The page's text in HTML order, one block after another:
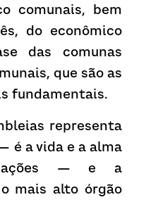
comunais, bem
do econômico
das comunas
que são as
fundamentais.
representa
é a vida e a alma
— e a
mais alto órgão